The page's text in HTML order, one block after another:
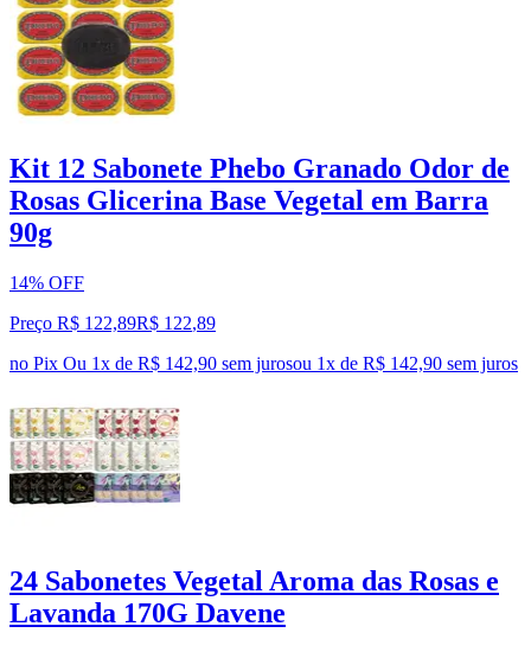
Kit 12 Sabonete Phebo Granado Odor de
Rosas Glicerina Base Vegetal em Barra
90g
14% OFF
Preço R$ 122,89R$ 122,89
no Pix Ou 1x de R$ 142,90 sem jurosou 1x de R$ 142,90 sem juros
24 Sabonetes Vegetal Aroma das Rosas e
Lavanda 170G Davene